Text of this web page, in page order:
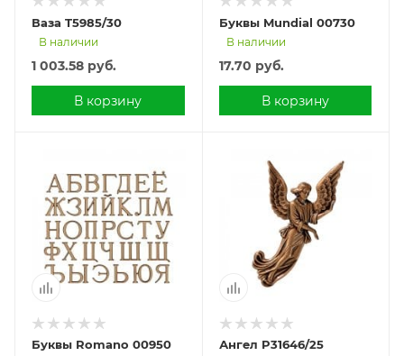
Ваза T5985/30
В наличии
1 003.58 руб.
В корзину
Буквы Mundial 00730
В наличии
17.70 руб.
В корзину
Буквы Romanо 00950 Ангел P31646/25